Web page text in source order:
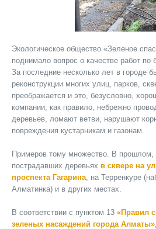
Экологическое общество «Зеленое
поднимало вопрос о качестве работ по
За последние несколько лет в городе
реконструкции многих улиц, парков,
преображается и это, безусловно,
компании, как правило, небрежно
деревьев, ломают ветви, нарушают
повреждения кустарникам и газонам.
Примеров тому множество. В прошлом,
пострадавших деревьях в сквере на
проспекта Гагарина, на Терренкуре
Алматинка) и в других местах.
В соответствии с пунктом 13 «Правил
зеленых насаждений города Алматы»